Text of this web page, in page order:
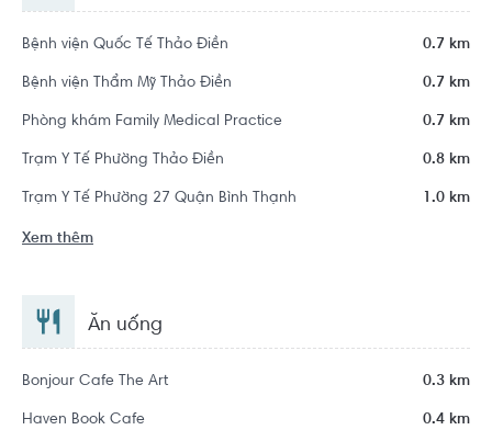
Bệnh viện Quốc Tế Thảo Điền 0.7 km
Bệnh viện Thẩm Mỹ Thảo Điền 0.7 km
Phòng khám Family Medical Practice 0.7 km
Trạm Y Tế Phường Thảo Điền 0.8 km
Trạm Y Tế Phường 27 Quận Bình Thạnh 1.0 km
Xem thêm
Ăn uống
Bonjour Cafe The Art 0.3 km
Haven Book Cafe 0.4 km